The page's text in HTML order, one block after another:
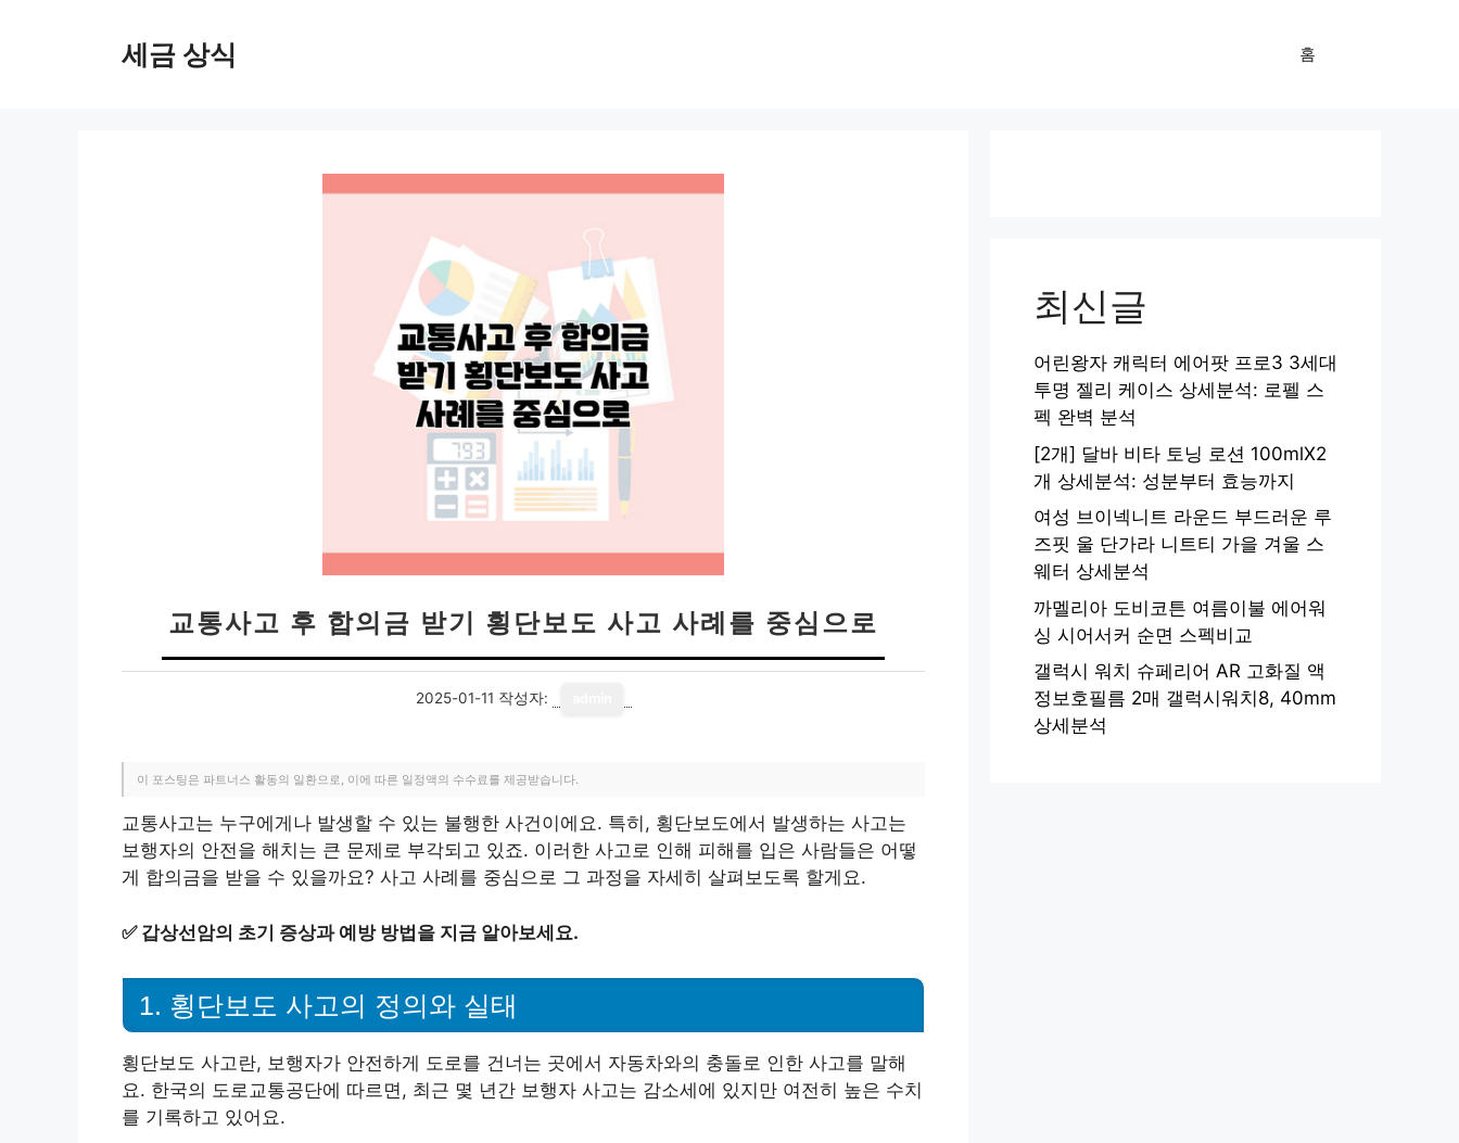
세금 상식 홈
교통사고 후 합의금 받기 횡단보도 사고 사례를 중심으로
2025-01-11 작성자:
이 포스팅은 파트너스 활동의 일환으로, 이에 따른 일정액의 수수료를 제공받습니다.
교통사고는 누구에게나 발생할 수 있는 불행한 사건이에요. 특히, 횡단보도에서 발생하는 사고는
보행자의 안전을 해치는 큰 문제로 부각되고 있죠. 이러한 사고로 인해 피해를 입은 사람들은 어떻
게 합의금을 받을 수 있을까요? 사고 사례를 중심으로 그 과정을 자세히 살펴보도록 할게요.
✅ 갑상선암의 초기 증상과 예방 방법을 지금 알아보세요.
1. 횡단보도 사고의 정의와 실태
횡단보도 사고란, 보행자가 안전하게 도로를 건너는 곳에서 자동차와의 충돌로 인한 사고를 말해
요. 한국의 도로교통공단에 따르면, 최근 몇 년간 보행자 사고는 감소세에 있지만 여전히 높은 수치
를 기록하고 있어요.
최신글
어린왕자 캐릭터 에어팟 프로3 3세대
투명 젤리 케이스 상세분석: 로펠 스
펙 완벽 분석
[2개] 달바 비타 토닝 로션 100mlX2
개 상세분석: 성분부터 효능까지
여성 브이넥니트 라운드 부드러운 루
즈핏 울 단가라 니트티 가을 겨울 스
웨터 상세분석
까멜리아 도비코튼 여름이불 에어워
싱 시어서커 순면 스펙비교
갤럭시 워치 슈페리어 AR 고화질 액
정보호필름 2매 갤럭시워치8, 40mm
상세분석